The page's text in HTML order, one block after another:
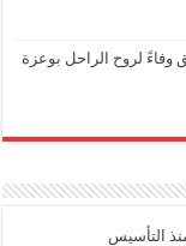
وفاءً لروح الراحل بوعزة
التأسيس